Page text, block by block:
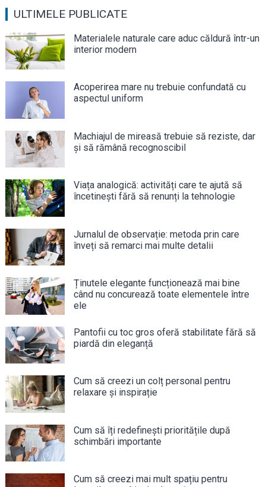
ULTIMELE PUBLICATE
Materialele naturale care aduc căldură într-un
interior modern
Acoperirea mare nu trebuie confundată cu
aspectul uniform
Machiajul de mireasă trebuie să reziste, dar
și să rămână recognoscibil
Viața analogică: activități care te ajută să
încetinești fără să renunți la tehnologie
Jurnalul de observație: metoda prin care
înveți să remarci mai multe detalii
Ținutele elegante funcționează mai bine
când nu concurează toate elementele între
ele
Pantofii cu toc gros oferă stabilitate fără să
piardă din eleganță
Cum să creezi un colț personal pentru
relaxare și inspirație
Cum să îți redefinești prioritățile după
schimbări importante
Cum să creezi mai mult spațiu pentru